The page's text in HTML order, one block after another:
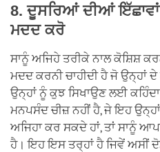
8. ਦੂਸਰਿਆਂ ਦੀਆਂ
ਮਦਦ ਕਰੋ
ਸਾਨੂੰ ਅਜਿਹੇ ਤਰੀਕੇ ਨਾਲ ਕੋਸ਼ਿਸ਼
ਮਦਦ ਕਰਨੀ ਚਾਹੀਦੀ ਹੈ ਜੋ
ਉਨ੍ਹਾਂ ਨੂੰ ਕੁਝ ਸਿਖਾਉਣ ਲਈ
ਮਨਪਸੰਦ ਚੀਜ਼ ਨਹੀਂ ਹੈ, ਜੇ ਇਹ
ਅਜਿਹਾ ਕਰ ਸਕਦੇ ਹਾਂ, ਤਾਂ ਸਾਨੂੰ
ਹੈ। ਇਹ ਇਸ ਤਰ੍ਹਾਂ ਹੈ ਜਿਵੇਂ ਅਸੀਂ